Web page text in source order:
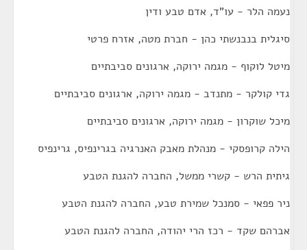
נעמה הלר - עו"ד, אדם טבע ודין
סיגלית בנבנשתי כהן - חברת מטה, אזרח פרטי
מיטל לוקוף - מגמה ירוקה, ארגונים סביבתיים
גדי קולקר - מתנדב - מגמה ירוקה, ארגונים סביבתיים
מיכל שוקרון - מגמה ירוקה, ארגונים סביבתיים
הילה קרופסקי - מנהלת מאבק האנרגיה בגרינפיס, גרינפיס
גיתית הרש - קשרי ממשל, החברה להגנת הטבע
ניר פפאי - סמנכל שמירת טבע, החברה להגנת הטבע
אברהם שקד - רכז הרי יהודה, החברה להגנת הטבע